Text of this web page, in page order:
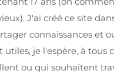
J'ai créé ce site
connaissances et
utiles, je l'espère, à tous
ou qui souhaitent